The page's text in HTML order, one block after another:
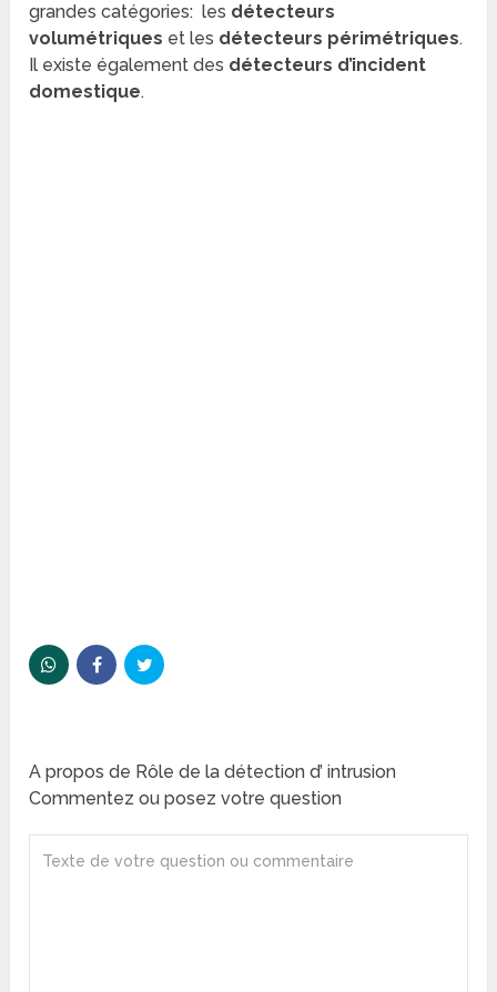
grandes catégories: les détecteurs
volumétriques et les détecteurs périmétriques.
Il existe également des détecteurs d’incident
domestique.
A propos de Rôle de la détection d’ intrusion
Commentez ou posez votre question